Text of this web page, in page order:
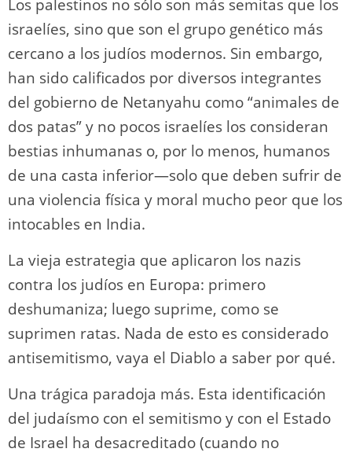
Los palestinos no sólo son más semitas que los
israelíes, sino que son el grupo genético más
cercano a los judíos modernos. Sin embargo,
han sido calificados por diversos integrantes
del gobierno de Netanyahu como “animales de
dos patas” y no pocos israelíes los consideran
bestias inhumanas o, por lo menos, humanos
de una casta inferior―solo que deben sufrir de
una violencia física y moral mucho peor que los
intocables en India.
La vieja estrategia que aplicaron los nazis
contra los judíos en Europa: primero
deshumaniza; luego suprime, como se
suprimen ratas. Nada de esto es considerado
antisemitismo, vaya el Diablo a saber por qué.
Una trágica paradoja más. Esta identificación
del judaísmo con el semitismo y con el Estado
de Israel ha desacreditado (cuando no